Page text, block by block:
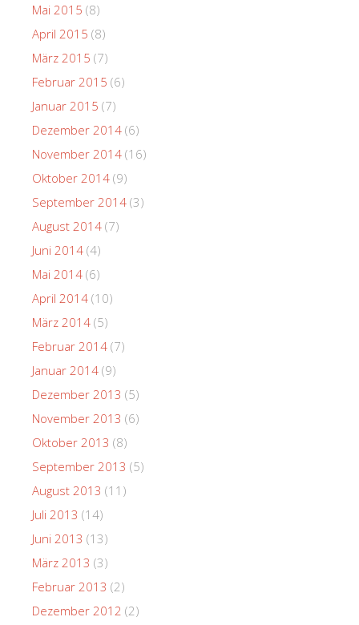
Mai 2015 (8)
April 2015 (8)
März 2015 (7)
Februar 2015 (6)
Januar 2015 (7)
Dezember 2014 (6)
November 2014 (16)
Oktober 2014 (9)
September 2014 (3)
August 2014 (7)
Juni 2014 (4)
Mai 2014 (6)
April 2014 (10)
März 2014 (5)
Februar 2014 (7)
Januar 2014 (9)
Dezember 2013 (5)
November 2013 (6)
Oktober 2013 (8)
September 2013 (5)
August 2013 (11)
Juli 2013 (14)
Juni 2013 (13)
März 2013 (3)
Februar 2013 (2)
Dezember 2012 (2)